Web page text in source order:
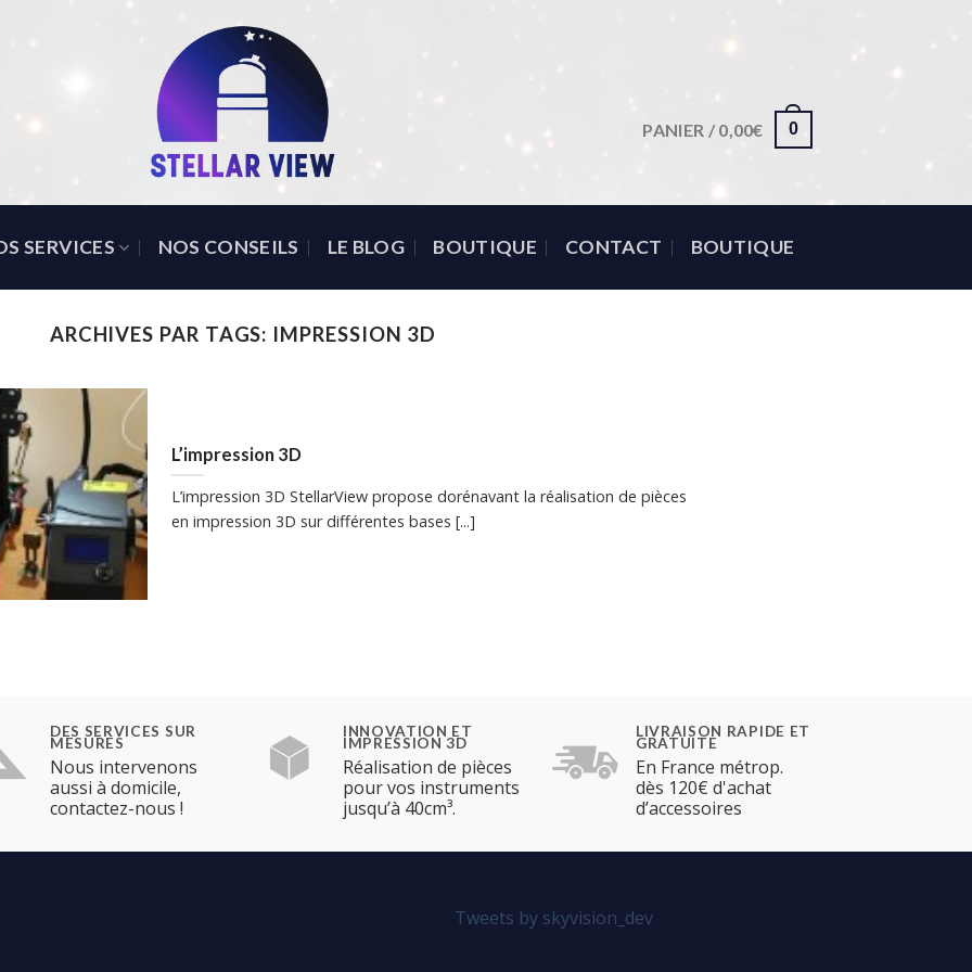
PANIER / 0,00€ 0
SERVICES NOS CONSEILS LE BLOG BOUTIQUE CONTACT BOUTIQUE
ARCHIVES PAR TAGS: IMPRESSION 3D
L’impression 3D
L’impression 3D StellarView propose dorénavant la réalisation de pièces
en impression 3D sur différentes bases [...]
DES SERVICES SUR
MESURES
Nous intervenons
aussi à domicile,
contactez-nous !
INNOVATION ET
IMPRESSION 3D
Réalisation de pièces
pour vos instruments
jusqu’à 40cm³.
LIVRAISON RAPIDE ET
GRATUITE
En France métrop.
dès 120€ d'achat
d’accessoires
Tweets by skyvision_dev